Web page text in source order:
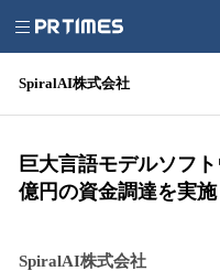
SpiralAI株式会社
巨大言語モデルソフ
億円の資金調達を実施
SpiralAI株式会社